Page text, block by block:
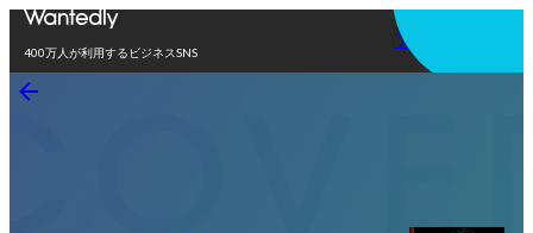
400万人が利用するビジネスSNS
アプリを使う